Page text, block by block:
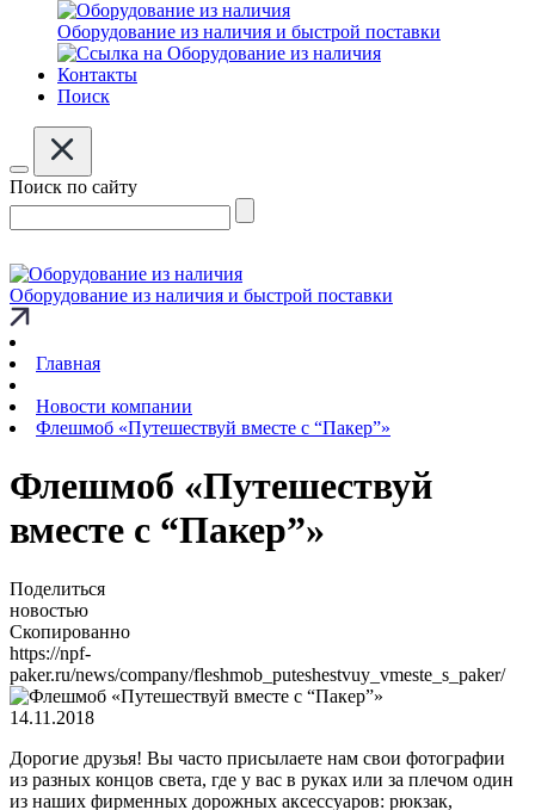
Оборудование из наличия и быстрой поставки
Контакты
Поиск
Поиск по сайту
Оборудование из наличия и быстрой поставки
Главная
Новости компании
Флешмоб «Путешествуй вместе с “Пакер”»
Флешмоб «Путешествуй
вместе с “Пакер”»
Поделиться
новостью
Скопированно
https://npf-
paker.ru/news/company/fleshmob_puteshestvuy_vmeste_s_paker/
14.11.2018
Дорогие друзья! Вы часто присылаете нам свои фотографии
из разных концов света, где у вас в руках или за плечом один
из наших фирменных дорожных аксессуаров: рюкзак,